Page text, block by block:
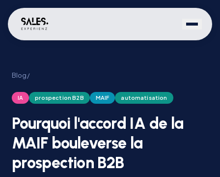
Blog/
IA prospection B2B MAIF automatisation
Pourquoi l'accord IA de la
MAIF bouleverse la
prospection B2B